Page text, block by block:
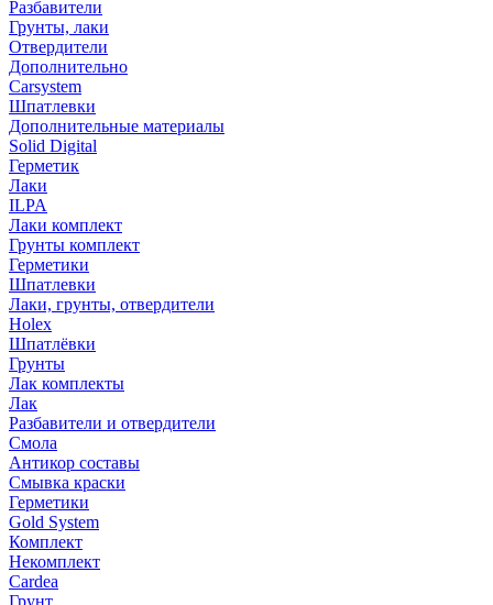
Разбавители
Грунты, лаки
Отвердители
Дополнительно
Carsystem
Шпатлевки
Дополнительные материалы
Solid Digital
Герметик
Лаки
ILPA
Лаки комплект
Грунты комплект
Герметики
Шпатлевки
Лаки, грунты, отвердители
Holex
Шпатлёвки
Грунты
Лак комплекты
Лак
Разбавители и отвердители
Смола
Антикор составы
Смывка краски
Герметики
Gold System
Комплект
Некомплект
Cardea
Грунт